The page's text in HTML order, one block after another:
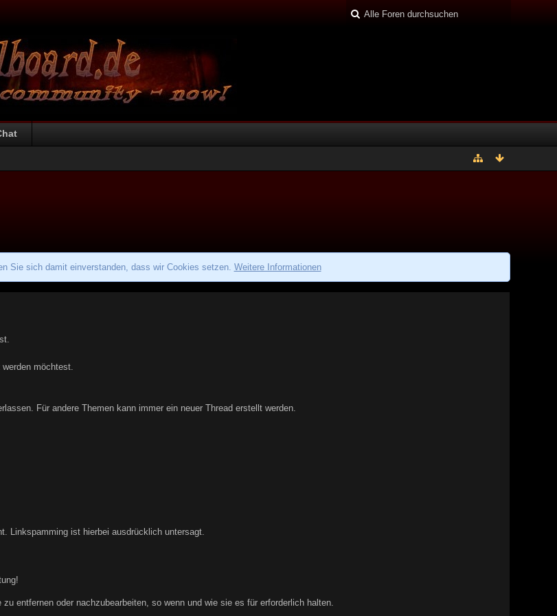
Sie sich damit einverstanden, dass wir Cookies setzen. Weitere Informationen
möchtest.
Für andere Themen kann immer ein neuer Thread erstellt werden.
Linkspamming ist hierbei ausdrücklich untersagt.
entfernen oder nachzubearbeiten, so wenn und wie sie es für erforderlich halten.